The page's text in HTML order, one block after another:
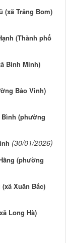
(xã Trảng Bom)
(Thành phố
Bình Minh)
Bảo Vinh)
Bình (phường
(30/01/2026)
(phường
Xuân Bắc)
Long Hà)